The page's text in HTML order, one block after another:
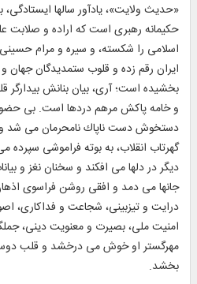
«حديث ولايت‏»، يادآور سال‏ها
حكيمانه رهبرى است كه اراده و صلابت
اسلامى را شكسته، و سيره و مرام
ايران رقم زده و قلوب ستمديدگان جهان
بخشيده است؛ آرى، بيان بنانش بيدارگر
و خامه پاكش مرهم دردها است. بى حضور
دستخوش دست ناپاك نامحرمان مى‏ شد
گهرتاب انقلاب، به بوته فراموشى سپرده
ديگر در دل‏ها مى‏ افكند و سخنان نغز و
جان‏ها مى‏ دمد و افقى روشن فراسوى
درايت و تيزبينى، شجاعت و فداكارى،
امنيت ملى، بصيرت و معنويت دينى،
مهرگستر او خوش مى‏ درخشد و قلب
بخشد.